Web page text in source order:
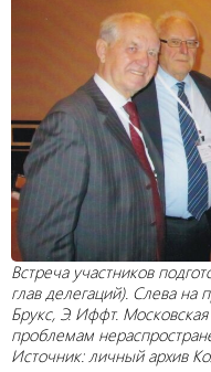
Встреча участников
глав делегаций). Слева на
Брукс, Э. Иффт.
проблемам
Источник: личный архив